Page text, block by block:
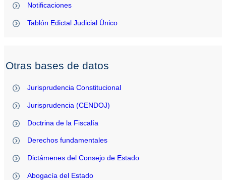
Notificaciones
Tablón Edictal Judicial Único
Otras bases de datos
Jurisprudencia Constitucional
Jurisprudencia (CENDOJ)
Doctrina de la Fiscalía
Derechos fundamentales
Dictámenes del Consejo de Estado
Abogacía del Estado